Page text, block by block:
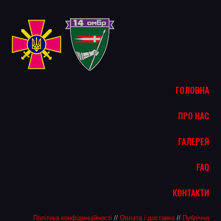
ГОЛОВНА
ПРО НАС
ГАЛЕРЕЯ
FAQ
КОНТАКТИ
Політика конфіденційності // Оплата і доставка// Публічна